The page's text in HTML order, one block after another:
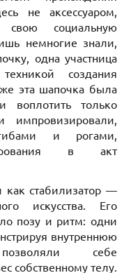
не аксессуаром,
социальную
немногие знали,
одна участница
создания
эта шапочка была
воплотить только
и рогами,
в акт
как стабилизатор —
искусства. Его
позу и ритм: одни
внутреннюю
себе
собственному телу.